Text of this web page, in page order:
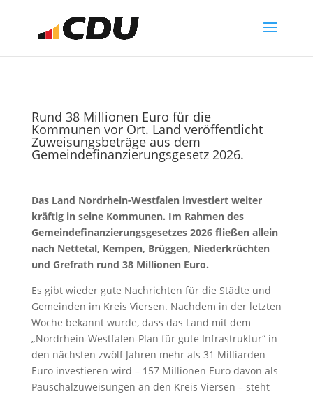
Rund 38 Millionen Euro für die
Kommunen vor Ort. Land veröffentlicht
Zuweisungsbeträge aus dem
Gemeindefinanzierungsgesetz 2026.
Das Land Nordrhein-Westfalen investiert weiter
kräftig in seine Kommunen. Im Rahmen des
Gemeindefinanzierungsgesetzes 2026 fließen allein
nach Nettetal, Kempen, Brüggen, Niederkrüchten
und Grefrath rund 38 Millionen Euro.
Es gibt wieder gute Nachrichten für die Städte und
Gemeinden im Kreis Viersen. Nachdem in der letzten
Woche bekannt wurde, dass das Land mit dem
„Nordrhein-Westfalen-Plan für gute Infrastruktur“ in
den nächsten zwölf Jahren mehr als 31 Milliarden
Euro investieren wird – 157 Millionen Euro davon als
Pauschalzuweisungen an den Kreis Viersen – steht